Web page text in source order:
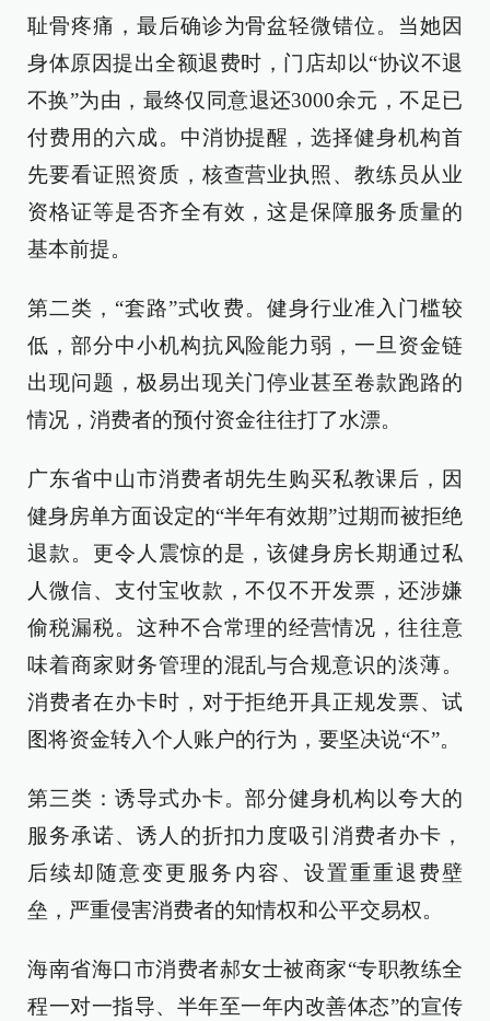
耻骨疼痛，最后确诊为骨盆轻微错位。当她因
身体原因提出全额退费时，门店却以“协议不退
不换”为由，最终仅同意退还3000余元，不足已
付费用的六成。中消协提醒，选择健身机构首
先要看证照资质，核查营业执照、教练员从业
资格证等是否齐全有效，这是保障服务质量的
基本前提。
第二类，“套路”式收费。健身行业准入门槛较
低，部分中小机构抗风险能力弱，一旦资金链
出现问题，极易出现关门停业甚至卷款跑路的
情况，消费者的预付资金往往打了水漂。
广东省中山市消费者胡先生购买私教课后，因
健身房单方面设定的“半年有效期”过期而被拒绝
退款。更令人震惊的是，该健身房长期通过私
人微信、支付宝收款，不仅不开发票，还涉嫌
偷税漏税。这种不合常理的经营情况，往往意
味着商家财务管理的混乱与合规意识的淡薄。
消费者在办卡时，对于拒绝开具正规发票、试
图将资金转入个人账户的行为，要坚决说“不”。
第三类：诱导式办卡。部分健身机构以夸大的
服务承诺、诱人的折扣力度吸引消费者办卡，
后续却随意变更服务内容、设置重重退费壁
垒，严重侵害消费者的知情权和公平交易权。
海南省海口市消费者郝女士被商家“专职教练全
程一对一指导、半年至一年内改善体态”的宣传